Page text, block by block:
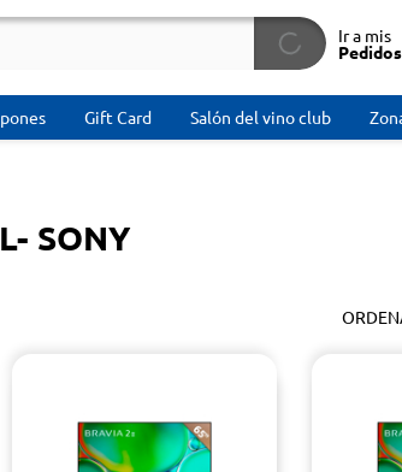
Ir a mis
Pedidos
Gift Card Salón del vino club
SONY